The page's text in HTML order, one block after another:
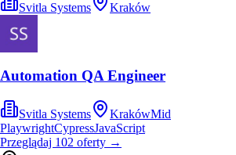
Svitla Systems Kraków
Automation QA Engineer
Svitla Systems KrakówMid
PlaywrightCypressJavaScript
Przeglądaj 102 oferty →